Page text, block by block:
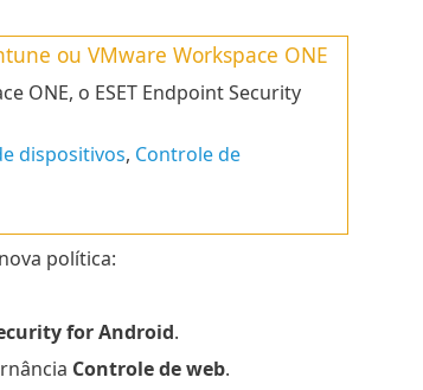
ou VMware Workspace ONE
ONE, o ESET Endpoint Security
dispositivos, Controle de
política:
for Android.
Controle de web.